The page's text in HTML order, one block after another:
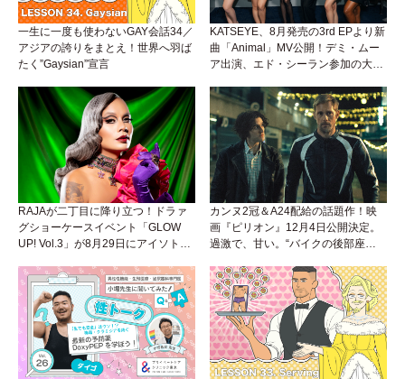
一生に一度も使わないGAY会話34／
アジアの誇りをまとえ！世界へ羽ば
たく”Gaysian”宣言
KATSEYE、8月発売の3rd EPより新
曲「Animal」MV公開！デミ・ムー
ア出演、エド・シーラン参加の大胆
RAJAが二丁目に降り立つ！ドラァ
グショーケースイベント「GLOW
UP! Vol.3」が8月29日にアイソトー
カンヌ2冠＆A24配給の話題作！映
画『ピリオン』12月4日公開決定。
過激で、甘い。“バイクの後部座